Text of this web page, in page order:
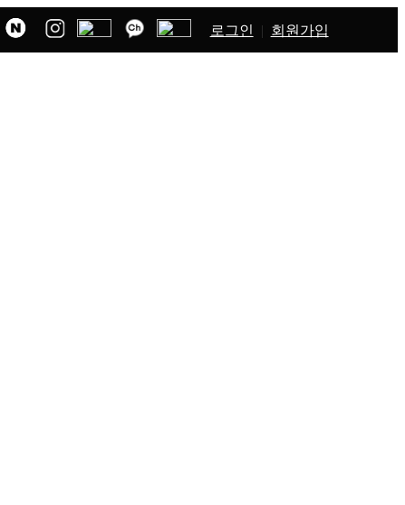
로그인 회원가입